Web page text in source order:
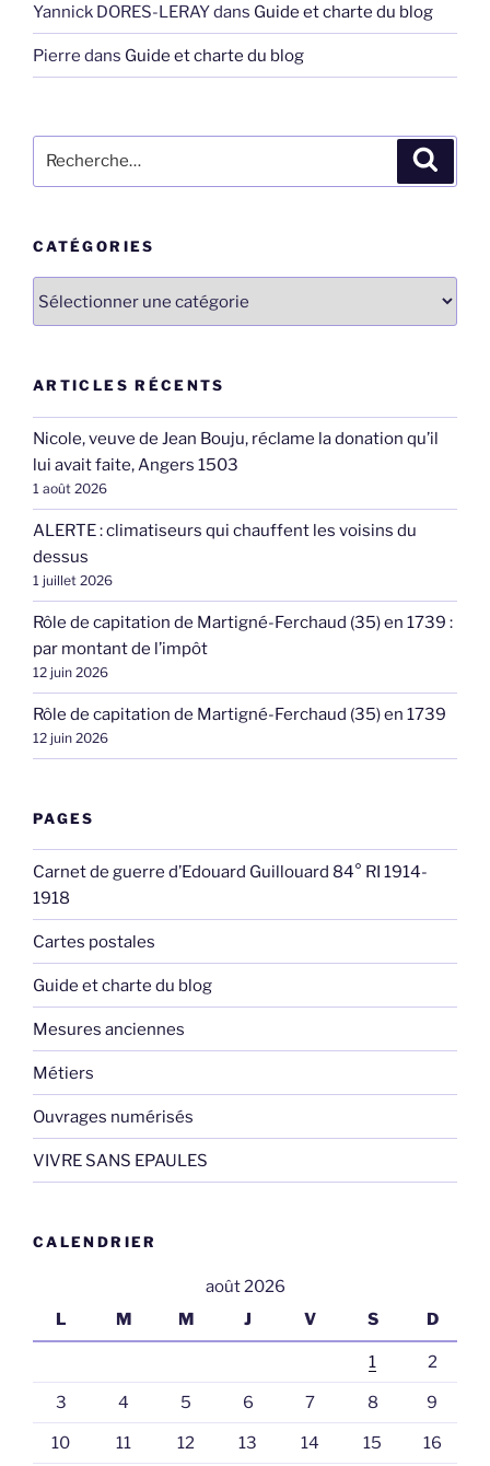
Yannick DORES-LERAYdans Guide et charte du blog
Pierre dans Guide et charte du blog
pour
CATÉGORIES
ARTICLES RÉCENTS
Nicole, veuve de Jean Bouju, réclame la donation qu’il
lui avait faite, Angers 1503
1 août 2026
ALERTE : climatiseurs qui chauffent les voisins du
dessus
1 juillet 2026
Rôle de capitation de Martigné-Ferchaud (35) en 1739 :
par montant de l’impôt
12 juin 2026
Rôle de capitation de Martigné-Ferchaud (35) en 1739
12 juin 2026
PAGES
Carnet de guerre d’Edouard Guillouard 84° RI 1914-
1918
Cartes postales
Guide et charte du blog
Mesures anciennes
Métiers
Ouvrages numérisés
VIVRE SANS EPAULES
CALENDRIER
août 2026
L
M M J V S D
1 2
3 4 5 6 7 8 9
10 11 12 13 14 15 16